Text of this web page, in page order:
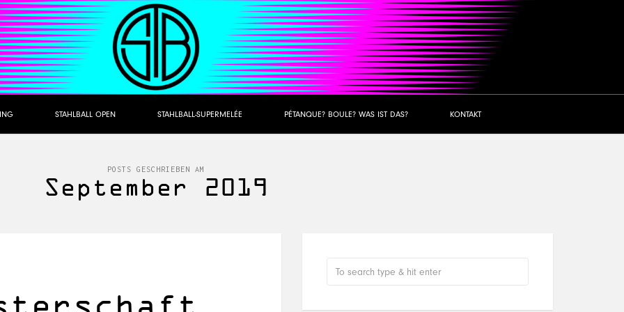
STAHLBALL OPEN STAHLBALL-SUPERMELÉE PÉTANQUE? BOULE? WAS IST DAS? KONTAKT
POSTS GESCHRIEBEN AM
September 2019